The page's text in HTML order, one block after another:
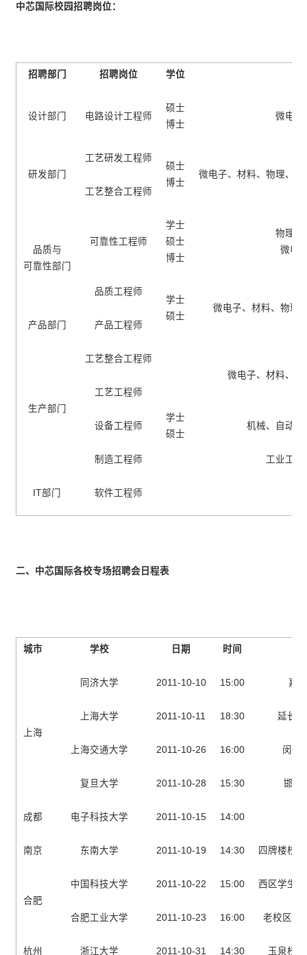
中芯国际校园招聘岗位：
招聘部门 招聘岗位 学位
设计部门 电路设计工程师
硕士
博士
微电子
研发部门
工艺研发工程师
硕士
博士
微电子、材料、物理、
工艺整合工程师
品质与
可靠性部门
可靠性工程师
学士
硕士
博士
物理、
微电
品质工程师
学士
硕士
微电子、材料、物理
产品部门
产品工程师
生产部门
工艺整合工程师
学士
硕士
微电子、材料、
工艺工程师
设备工程师 机械、自动化
制造工程师 工业工程
IT部门 软件工程师
二、中芯国际各校专场招聘会日程表
城市 学校 日期 时间
上海
同济大学 2011-10-10 15:00 嘉
上海大学 2011-10-11 18:30 延长
上海交通大学 2011-10-26 16:00 闵行
复旦大学 2011-10-28 15:30 邯郸
成都 电子科技大学 2011-10-15 14:00
南京 东南大学 2011-10-19 14:30 四牌楼校
合肥
中国科技大学 2011-10-22 15:00 西区学生
合肥工业大学 2011-10-23 16:00 老校区学
杭州 浙江大学 2011-10-31 14:30 玉泉校